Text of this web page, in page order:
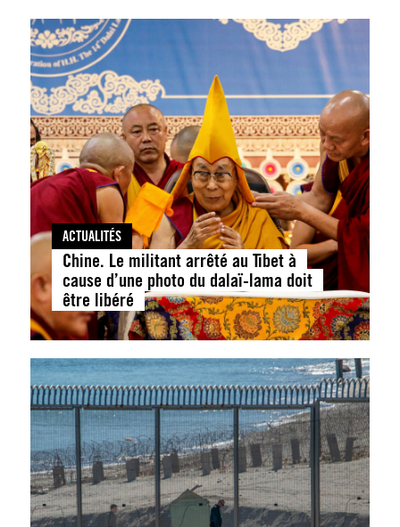
ACTUALITÉS
Chine. Le militant arrêté au Tibet à
cause d’une photo du dalaï-lama doit
être libéré